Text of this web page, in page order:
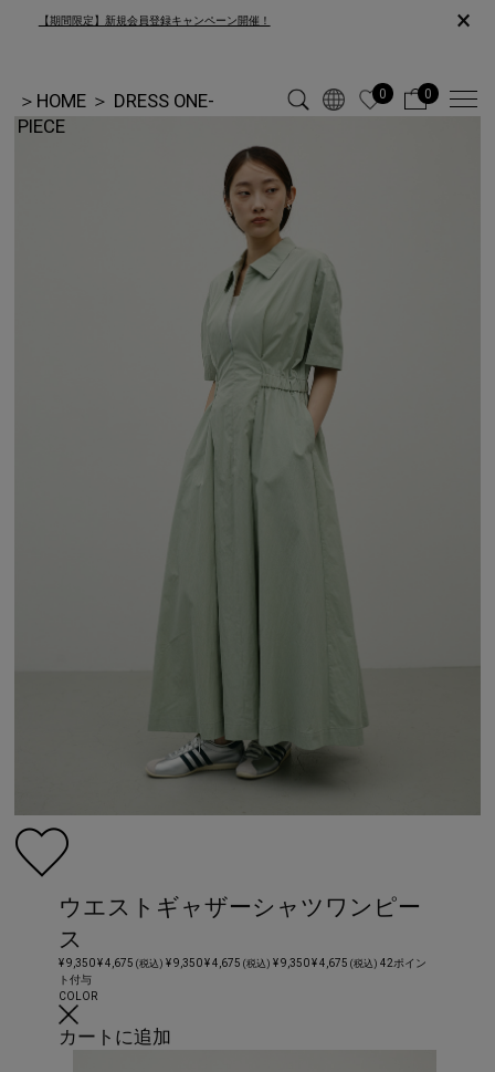
【期間限定】新規会員登録キャンペーン開催！ ×
＞ HOME ＞ DRESS ONE-
PIECE
0 0
ウエストギャザーシャツワンピー
ス
¥ 9,350¥ 4,675(税込) ¥ 9,350¥ 4,675(税込) ¥ 9,350¥ 4,675 (税込) 42ポイン
ト付与
COLOR
カートに追加